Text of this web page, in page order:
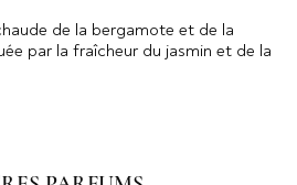
de la bergamote et de la
par la fraîcheur du jasmin et de la